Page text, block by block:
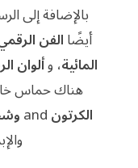
بالإضافة إلى
أيضًاالفن
المائية، وألوان
هناك حماس
الكرتون